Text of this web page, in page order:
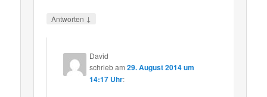
Antworten ↓
David
schriebam29. August 2014 um
14:17 Uhr: